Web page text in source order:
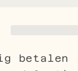
betalen